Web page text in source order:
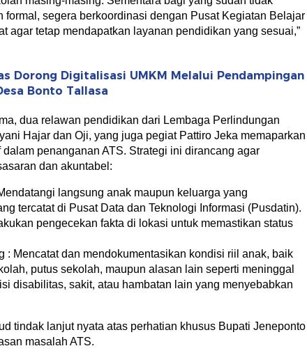
formal, segera berkoordinasi dengan Pusat Kegiatan Belajar
agar tetap mendapatkan layanan pendidikan yang sesuai,”
Dorong Digitalisasi UMKM Melalui Pendampingan
Bonto Tallasa
dua relawan pendidikan dari Lembaga Perlindungan
Hajar dan Oji, yang juga pegiat Pattiro Jeka memaparkan
penanganan ATS. Strategi ini dirancang agar
dan akuntabel:
langsung anak maupun keluarga yang
tercatat di Pusat Data dan Teknologi Informasi (Pusdatin).
pengecekan fakta di lokasi untuk memastikan status
: Mencatat dan mendokumentasikan kondisi riil anak, baik
putus sekolah, maupun alasan lain seperti meninggal
disabilitas, sakit, atau hambatan lain yang menyebabkan
tindak lanjut nyata atas perhatian khusus Bupati Jeneponto
masalah ATS.